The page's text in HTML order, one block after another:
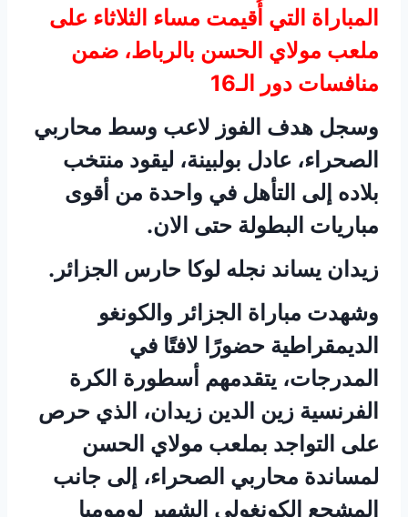
المباراة التي أُقيمت مساء الثلاثاء على
ملعب مولاي الحسن بالرباط، ضمن
منافسات دور الـ16
وسجل هدف الفوز لاعب وسط محاربي
الصحراء، عادل بولبينة، ليقود منتخب
بلاده إلى التأهل في واحدة من أقوى
مباريات البطولة حتى الان.
زيدان يساند نجله لوكا حارس الجزائر.
وشهدت مباراة الجزائر والكونغو
الديمقراطية حضورًا لافتًا في
المدرجات، يتقدمهم أسطورة الكرة
الفرنسية زين الدين زيدان، الذي حرص
على التواجد بملعب مولاي الحسن
لمساندة محاربي الصحراء، إلى جانب
المشجع الكونغولي الشهير لومومبا